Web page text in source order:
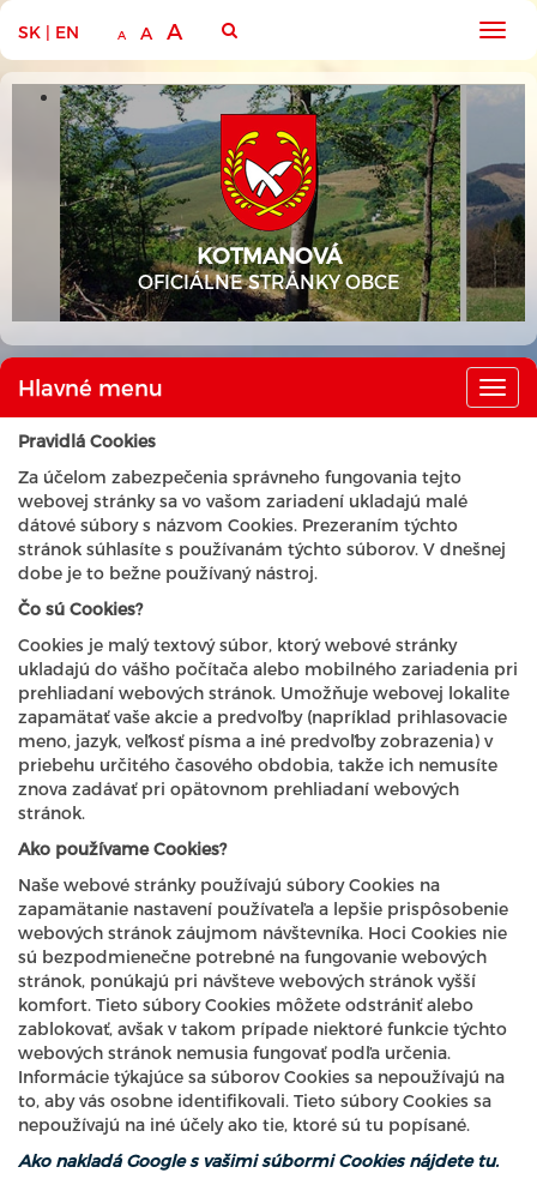
SK | EN A A A
KOTMANOVÁ
OFICIÁLNE STRÁNKY OBCE
Hlavné menu
Pravidlá Cookies
Za účelom zabezpečenia správneho fungovania tejto
webovej stránky sa vo vašom zariadení ukladajú malé
dátové súbory s názvom Cookies. Prezeraním týchto
stránok súhlasíte s používanám týchto súborov. V dnešnej
dobe je to bežne používaný nástroj.
Čo sú Cookies?
Cookies je malý textový súbor, ktorý webové stránky
ukladajú do vášho počítača alebo mobilného zariadenia pri
prehliadaní webových stránok. Umožňuje webovej lokalite
zapamätať vaše akcie a predvoľby (napríklad prihlasovacie
meno, jazyk, veľkosť písma a iné predvoľby zobrazenia) v
priebehu určitého časového obdobia, takže ich nemusíte
znova zadávať pri opätovnom prehliadaní webových
stránok.
Ako používame Cookies?
Naše webové stránky používajú súbory Cookies na
zapamätanie nastavení používateľa a lepšie prispôsobenie
webových stránok záujmom návštevníka. Hoci Cookies nie
sú bezpodmienečne potrebné na fungovanie webových
stránok, ponúkajú pri návšteve webových stránok vyšší
komfort. Tieto súbory Cookies môžete odstrániť alebo
zablokovať, avšak v takom prípade niektoré funkcie týchto
webových stránok nemusia fungovať podľa určenia.
Informácie týkajúce sa súborov Cookies sa nepoužívajú na
to, aby vás osobne identifikovali. Tieto súbory Cookies sa
nepoužívajú na iné účely ako tie, ktoré sú tu popísané.
Ako nakladá Google s vašimi súbormi Cookies nájdete tu.